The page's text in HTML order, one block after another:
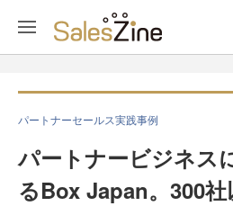
パートナーセールス実践事例
パートナービジネス
るBox Japan。300